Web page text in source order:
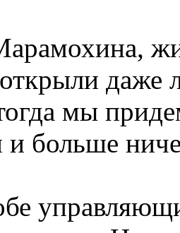
даже
мы
и больше